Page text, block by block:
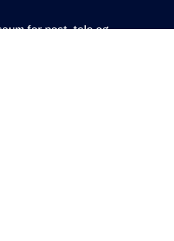
for post, tele og